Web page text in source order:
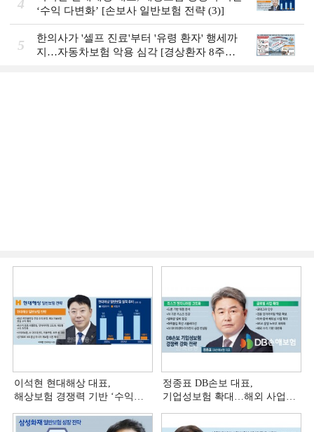
4
‘수익 다변화ʼ [손보사 일반보험 전략 (3)]
5
한의사가 '셀프 진료'부터 '유령 환자' 행세까
지…자동차보험 악용 심각 [경상환자 8주룰
이석현 현대해상 대표,
해상보험 경쟁력 기반 ‘수익
(3)]
정종표 DB손보 대표,
기업성보험 확대…해외 사업